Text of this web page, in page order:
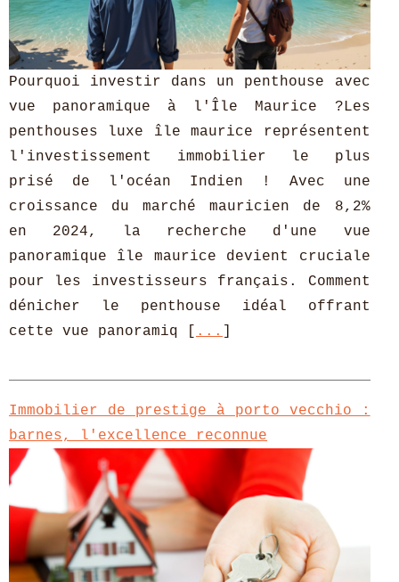
Pourquoi investir dans un penthouse avec
vue panoramique à l'Île Maurice ?Les
penthouses luxe île maurice représentent
l'investissement immobilier le plus
prisé de l'océan Indien ! Avec une
croissance du marché mauricien de 8,2%
en 2024, la recherche d'une vue
panoramique île maurice devient cruciale
pour les investisseurs français. Comment
dénicher le penthouse idéal offrant
cette vue panoramiq [
...
Immobilier de prestige à porto vecchio :
barnes, l'excellence reconnue